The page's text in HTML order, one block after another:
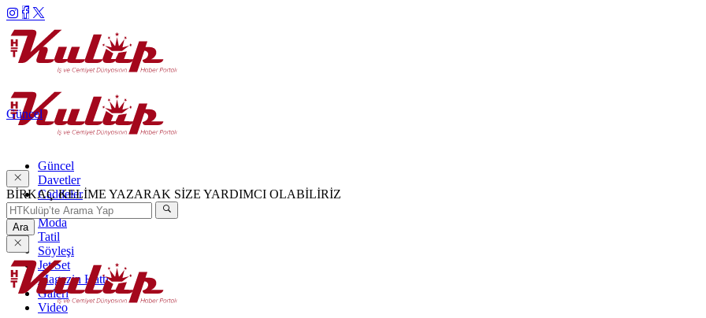
Güncel
Davetler
Caddeler
Haftanın Şıkları
Moda
Tatil
Söyleşi
Jet Set
Magazin Hattı
Galeri
Video
Güncel
BİRKAÇ KELİME YAZARAK SİZE YARDIMCI OLABİLİRİZ
Ara